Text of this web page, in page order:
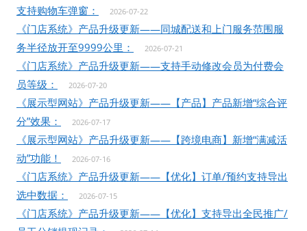
支持购物车弹窗：
2026-07-22
《门店系统》产品升级更新——同城配送和上门服务范围服
务半径放开至9999公里：
2026-07-21
《门店系统》产品升级更新——支持手动修改会员为付费会
员等级：
2026-07-20
《展示型网站》产品升级更新——【产品】产品新增“综合评
分”效果：
2026-07-17
《展示型网站》产品升级更新——【跨境电商】新增“满减活
动”功能！
2026-07-16
《门店系统》产品升级更新——【优化】订单/预约支持导出
选中数据：
2026-07-15
《门店系统》产品升级更新——【优化】支持导出全民推广/